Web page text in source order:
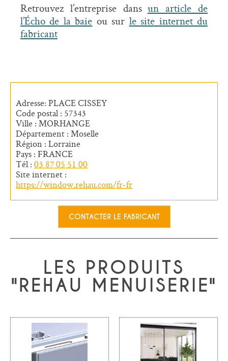
Retrouvez l’entreprise dans un article de
l’Écho de la baie ou sur le site internet du
fabricant
Adresse: PLACE CISSEY
Code postal : 57343
Ville : MORHANGE
Département : Moselle
Région : Lorraine
Pays : FRANCE
Tél : 03 87 05 51 00
Site internet :
https://window.rehau.com/fr-fr
CONTACTER LE FABRICANT
LES PRODUITS
"REHAU MENUISERIE"